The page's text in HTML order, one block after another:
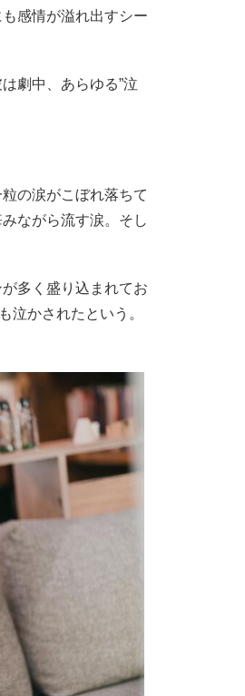
感情が溢れ出すシー
劇中、あらゆる”泣
の涙がこぼれ落ちて
ながら流す涙。そし
多く盛り込まれてお
泣かされたという。